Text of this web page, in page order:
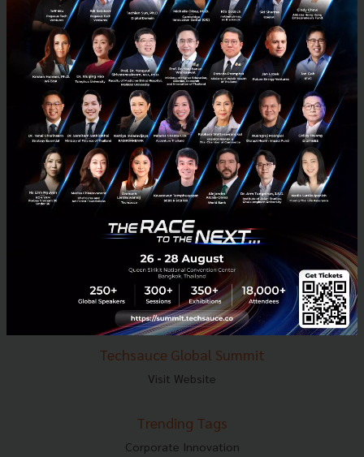
E-mail :contact@techsauce.co
Tel : 02-001-5375
Mobile : 06-4658-9500
Techsauce Media
About Techsauce
Techsauce Services
Privacy Policy
ส่งบทความ
Techsauce Global Summit
Visit Website
Trending Tags
Corporate Innovation